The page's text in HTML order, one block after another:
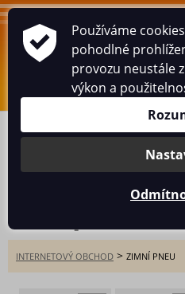
0 ks
HISTORICKÉ POHLEDNICE
Zimní pneu (2)
INTERNETOVÝ OBCHOD > ZIMNÍ PNEU
Používáme
pohodlné
provozu neustále
výkon a